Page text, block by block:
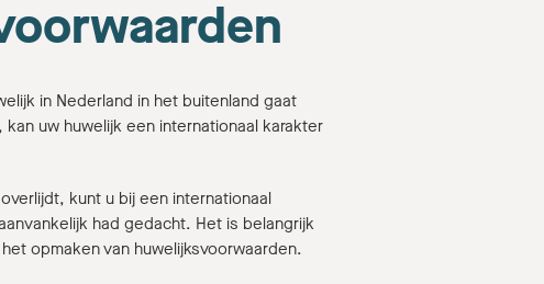
in Nederland in het buitenland gaat
uw huwelijk een internationaal karakter
kunt u bij een internationaal
had gedacht. Het is belangrijk
opmaken van huwelijksvoorwaarden.